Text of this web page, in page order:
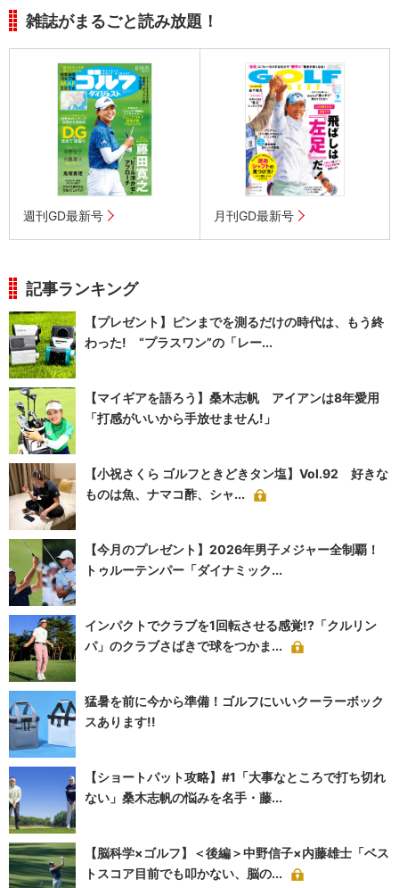
雑誌がまるごと読み放題！
週刊GD最新号 月刊GD最新号
記事ランキング
【プレゼント】ピンまでを測るだけの時代は、もう終
わった! “プラスワン”の「レー...
【マイギアを語ろう】桑木志帆 アイアンは8年愛用
「打感がいいから手放せません!」
【小祝さくら ゴルフときどきタン塩】Vol.92 好きな
ものは魚、ナマコ酢、シャ...
【今月のプレゼント】2026年男子メジャー全制覇！
トゥルーテンパー「ダイナミック...
インパクトでクラブを1回転させる感覚!?「クルリン
パ」のクラブさばきで球をつかま...
猛暑を前に今から準備！ゴルフにいいクーラーボック
スあります!!
【ショートパット攻略】#1「大事なところで打ち切れ
ない」桑木志帆の悩みを名手・藤...
【脳科学×ゴルフ】＜後編＞中野信子×内藤雄士「ベス
トスコア目前でも叩かない、脳の...